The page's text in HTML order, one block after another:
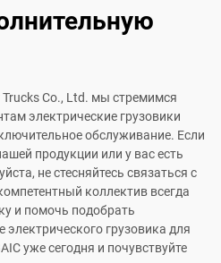
Co., Ltd. мы стремимся
электрические грузовики
обслуживание. Если
продукции или у вас есть
не стесняйтесь связаться с
коллектив всегда
и помочь подобрать
грузовика для
уже сегодня и почувствуйте